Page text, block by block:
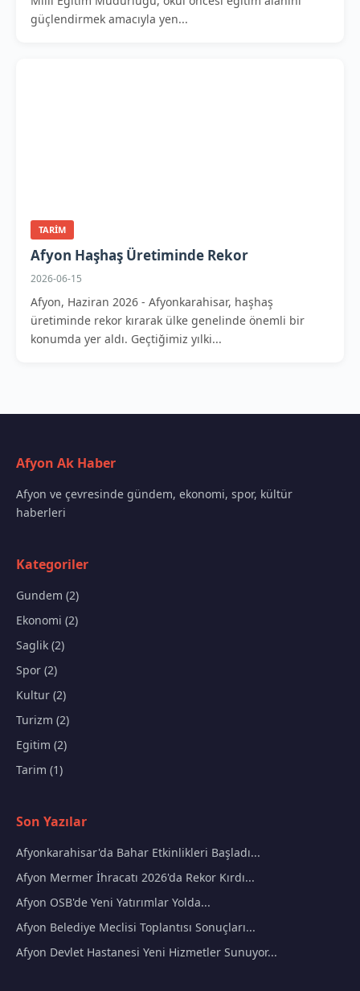
güçlendirmek amacıyla yen...
TARIM
Afyon Haşhaş Üretiminde Rekor
2026-06-15
Afyon, Haziran 2026 - Afyonkarahisar, haşhaş
üretiminde rekor kırarak ülke genelinde önemli bir
konumda yer aldı. Geçtiğimiz yılki...
Afyon Ak Haber
Afyon ve çevresinde gündem, ekonomi, spor, kültür
haberleri
Kategoriler
Gundem (2)
Ekonomi (2)
Saglik (2)
Spor (2)
Kultur (2)
Turizm (2)
Egitim (2)
Tarim (1)
Son Yazılar
Afyonkarahisar'da Bahar Etkinlikleri Başladı...
Afyon Mermer İhracatı 2026'da Rekor Kırdı...
Afyon OSB'de Yeni Yatırımlar Yolda...
Afyon Belediye Meclisi Toplantısı Sonuçları...
Afyon Devlet Hastanesi Yeni Hizmetler Sunuyor...